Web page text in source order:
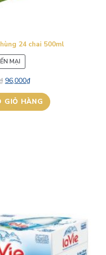
24 chai 500ml
MẠI
PHẨM
ĐANG
GIẢM
GIÁ
96,000₫
GIỎ HÀNG